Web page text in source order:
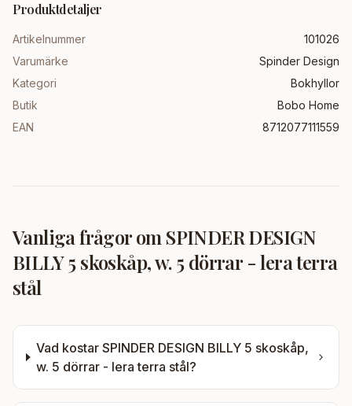
Produktdetaljer
Artikelnummer
101026
Varumärke
Spinder Design
Kategori
Bokhyllor
Butik
Bobo Home
EAN
8712077111559
Vanliga frågor om SPINDER DESIGN
BILLY 5 skoskåp, w. 5 dörrar - lera terra
stål
Vad kostarSPINDER DESIGN BILLY 5 skoskåp,
w. 5 dörrar - lera terra stål?